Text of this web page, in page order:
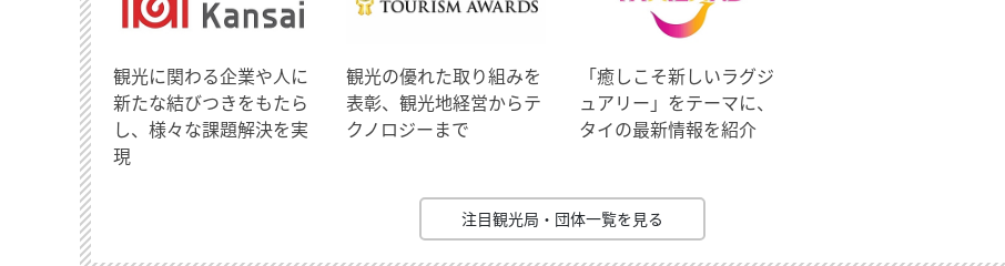
観光に関わる企業や人に
新たな結びつきをもたら
し、様々な課題解決を実
現
観光の優れた取り組みを
表彰、観光地経営からテ
クノロジーまで
「癒しこそ新しいラグジ
ュアリー」をテーマに、
タイの最新情報を紹介
注目観光局・団体一覧を見る